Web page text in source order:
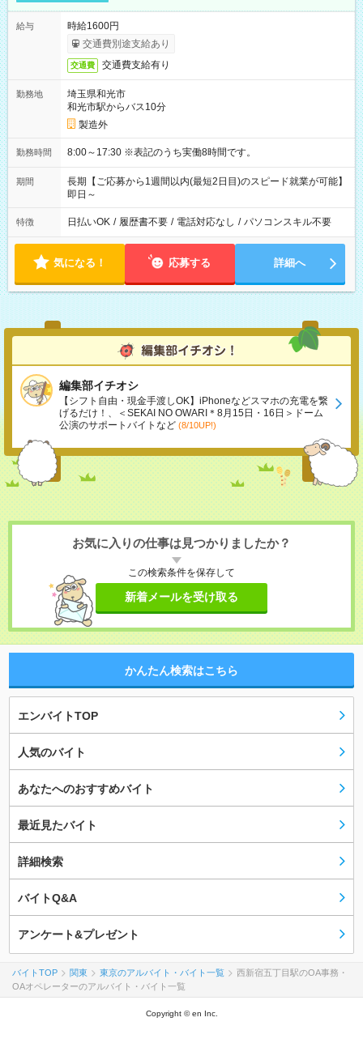
給与
時給1600円
交通費別途支給あり
交通費 交通費支給有り
勤務地
埼玉県和光市
和光市駅からバス10分
製造外
勤務時間 8:00～17:30 ※表記のうち実働8時間です。
期間
長期【ご応募から1週間以内(最短2日目)のスピード就業が可能】
即日～
特徴 日払いOK / 履歴書不要 / 電話対応なし / パソコンスキル不要
気になる！ 応募する 詳細へ
編集部イチオシ
【シフト自由・現金手渡しOK】iPhoneなどスマホの充電を繋
げるだけ！、＜SEKAI NO OWARI＊8月15日・16日＞ドーム
公演のサポートバイトなど (8/10UP!)
お気に入りの仕事は見つかりましたか？
この検索条件を保存して
新着メールを受け取る
かんたん検索はこちら
エンバイトTOP
人気のバイト
あなたへのおすすめバイト
最近見たバイト
詳細検索
バイトQ&A
アンケート&プレゼント
バイトTOP 関東 東京のアルバイト・バイト一覧
西新宿五丁目駅のOA事務・
OAオペレーターのアルバイト・バイト一覧
Copyright © en Inc.